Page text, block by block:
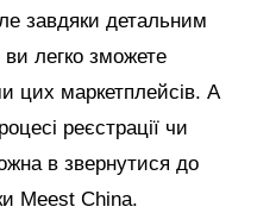
завдяки детальним
ви легко зможете
цих маркетплейсів. А
реєстрації чи
в звернутися до
Meest China.